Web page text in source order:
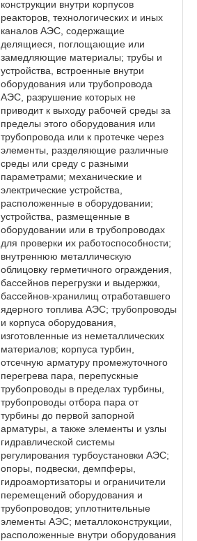
конструкции внутри корпусов
реакторов, технологических и иных
каналов АЭС, содержащие
делящиеся, поглощающие или
замедляющие материалы; трубы и
устройства, встроенные внутри
оборудования или трубопровода
АЭС, разрушение которых не
приводит к выходу рабочей среды за
пределы этого оборудования или
трубопровода или к протечке через
элементы, разделяющие различные
среды или среду с разными
параметрами; механические и
электрические устройства,
расположенные в оборудовании;
устройства, размещенные в
оборудовании или в трубопроводах
для проверки их работоспособности;
внутреннюю металлическую
облицовку герметичного ограждения,
бассейнов перегрузки и выдержки,
бассейнов-хранилищ отработавшего
ядерного топлива АЭС; трубопроводы
и корпуса оборудования,
изготовленные из неметаллических
материалов; корпуса турбин,
отсечную арматуру промежуточного
перегрева пара, перепускные
трубопроводы в пределах турбины,
трубопроводы отбора пара от
турбины до первой запорной
арматуры, а также элементы и узлы
гидравлической системы
регулирования турбоустановки АЭС;
опоры, подвески, демпферы,
гидроамортизаторы и ограничители
перемещений оборудования и
трубопроводов; уплотнительные
элементы АЭС; металлоконструкции,
расположенные внутри оборудования